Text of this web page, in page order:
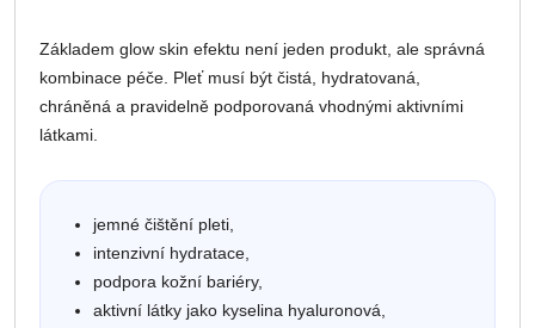
Základem glow skin efektu není jeden produkt, ale správná
kombinace péče. Pleť musí být čistá, hydratovaná,
chráněná a pravidelně podporovaná vhodnými aktivními
látkami.
jemné čištění pleti,
intenzivní hydratace,
podpora kožní bariéry,
aktivní látky jako kyselina hyaluronová,